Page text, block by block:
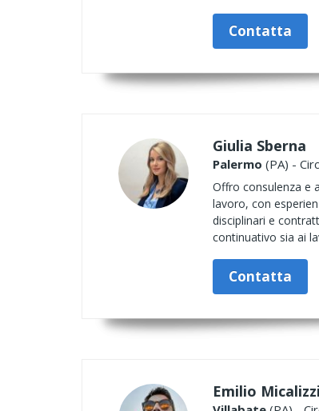
Contatta
Giulia Sberna
Palermo (PA) -
Offro consulenza e
lavoro, con
disciplinari e
continuativo sia ai
Contatta
Emilio Micalizzi